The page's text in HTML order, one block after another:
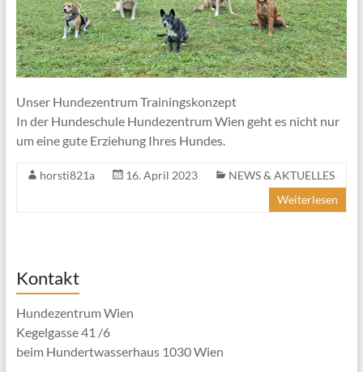
Unser Hundezentrum Trainingskonzept
In der Hundeschule Hundezentrum Wien geht es nicht nur
um eine gute Erziehung Ihres Hundes.
horsti821a 16. April 2023
NEWS & AKTUELLES
Weiterlesen
Kontakt
Hundezentrum Wien
Kegelgasse 41 /6
beim Hundertwasserhaus 1030 Wien